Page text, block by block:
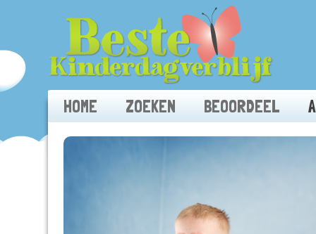
HOME ZOEKEN BEOORDEEL